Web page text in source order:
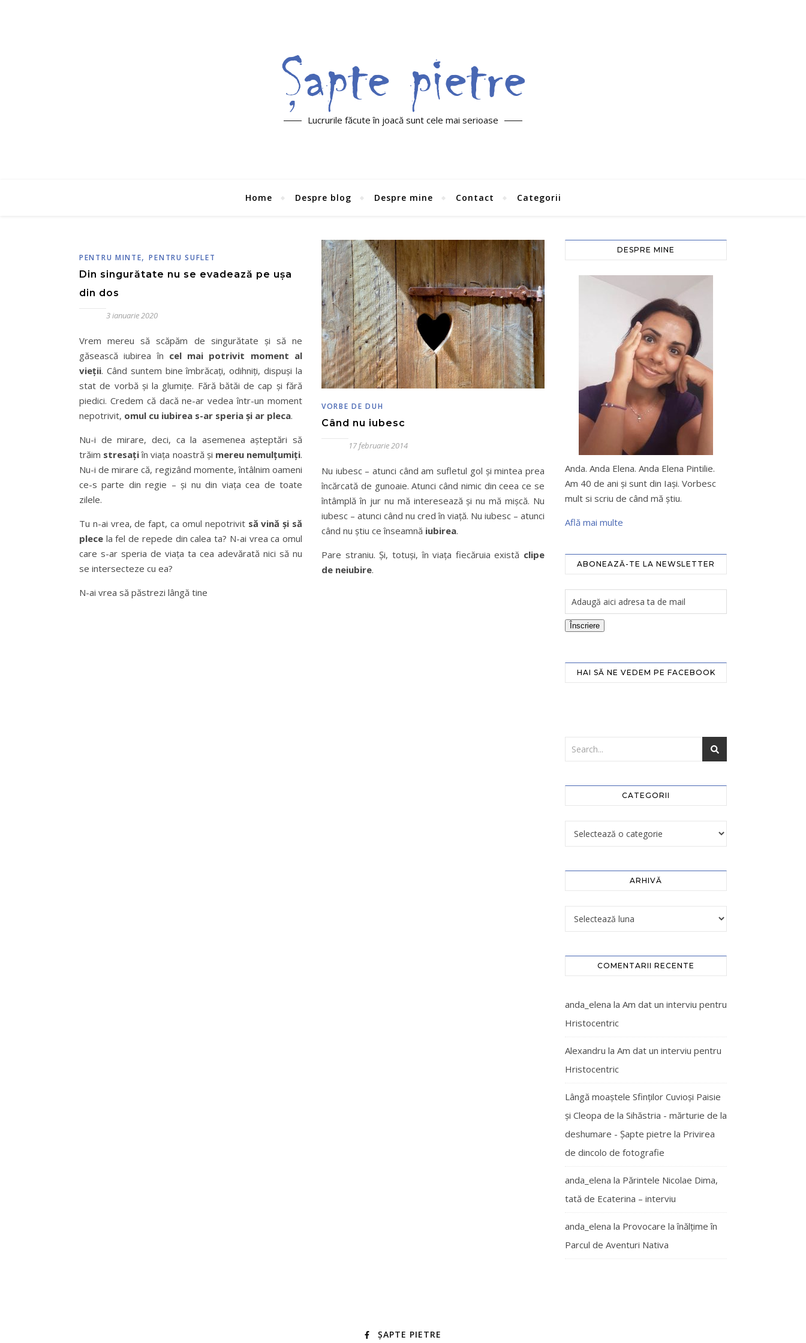
Lucrurile făcute în joacă sunt cele mai serioase
Home Despre blog Despre mine Contact Categorii
PENTRU MINTE,PENTRU SUFLET
Din singurătate nu se evadează pe ușa
din dos
3 ianuarie 2020
Vrem mereu să scăpăm de singurătate și să ne
găsească iubirea în cel mai potrivit moment al
vieții. Când suntem bine îmbrăcați, odihniți, dispuși la
stat de vorbă și la glumițe. Fără bătăi de cap și fără
piedici. Credem că dacă ne-ar vedea într-un moment
nepotrivit, omul cu iubirea s-ar speria și ar pleca.
Nu-i de mirare, deci, ca la asemenea așteptări să
trăim stresațiîn viața noastră și mereu nemulțumiți.
Nu-i de mirare că, regizând momente, întâlnim oameni
ce-s parte din regie – și nu din viața cea de toate
zilele.
Tu n-ai vrea, de fapt, ca omul nepotrivit să vină și să
plece la fel de repede din calea ta? N-ai vrea ca omul
care s-ar speria de viața ta cea adevărată nici să nu
se intersecteze cu ea?
N-ai vrea să păstrezi lângă tine
VORBE DE DUH
Când nu iubesc
17 februarie 2014
Nu iubesc – atunci când am sufletul gol şi mintea prea
încărcată de gunoaie. Atunci când nimic din ceea ce se
întâmplă în jur nu mă interesează şi nu mă mişcă. Nu
iubesc – atunci când nu cred în viaţă. Nu iubesc – atunci
când nu ştiu ce înseamnă iubirea.
Pare straniu. Şi, totuşi, în viaţa fiecăruia există clipe
de neiubire.
DESPRE MINE
Anda. Anda Elena. Anda Elena Pintilie.
Am 40 de ani şi sunt din Iaşi. Vorbesc
mult si scriu de când mă ştiu.
Află mai multe
ABONEAZĂ-TE LA NEWSLETTER
Înscriere
HAI SĂ NE VEDEM PE FACEBOOK
CATEGORII
ARHIVĂ
COMENTARII RECENTE
anda_elena la Am dat un interviu pentru
Hristocentric
Alexandru la Am dat un interviu pentru
Hristocentric
Lângă moaștele Sfinților Cuvioși Paisie
și Cleopa de la Sihăstria - mărturie de la
deshumare - Şapte pietre la Privirea
de dincolo de fotografie
anda_elena la Părintele Nicolae Dima,
tată de Ecaterina – interviu
anda_elena la Provocare la înălțime în
Parcul de Aventuri Nativa
ȘAPTE PIETRE